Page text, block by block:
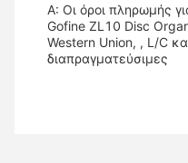
Α: Οι όροι πληρωμής
Gofine ZL10 Disc
Western Union, , L/C
διαπραγματεύσιμες